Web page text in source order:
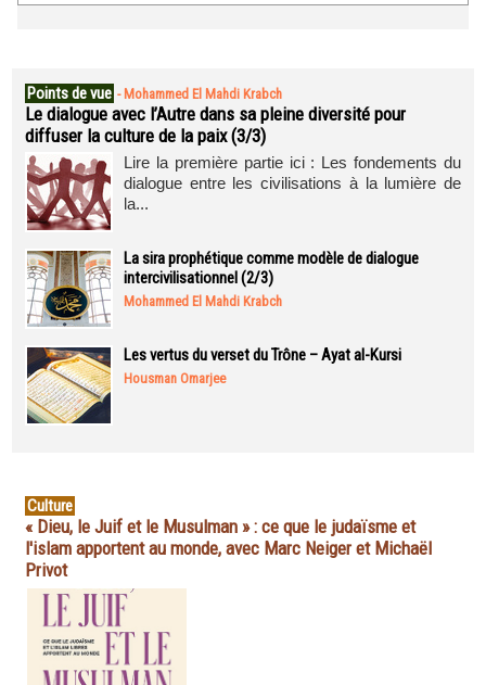
Points de vue - Mohammed El Mahdi Krabch
Le dialogue avec l’Autre dans sa pleine diversité pour
diffuser la culture de la paix (3/3)
Lire la première partie ici : Les fondements du
dialogue entre les civilisations à la lumière de
la...
La sira prophétique comme modèle de dialogue
intercivilisationnel (2/3)
Mohammed El Mahdi Krabch
Les vertus du verset du Trône – Ayat al-Kursi
Housman Omarjee
Culture
« Dieu, le Juif et le Musulman » : ce que le judaïsme et
l'islam apportent au monde, avec Marc Neiger et Michaël
Privot